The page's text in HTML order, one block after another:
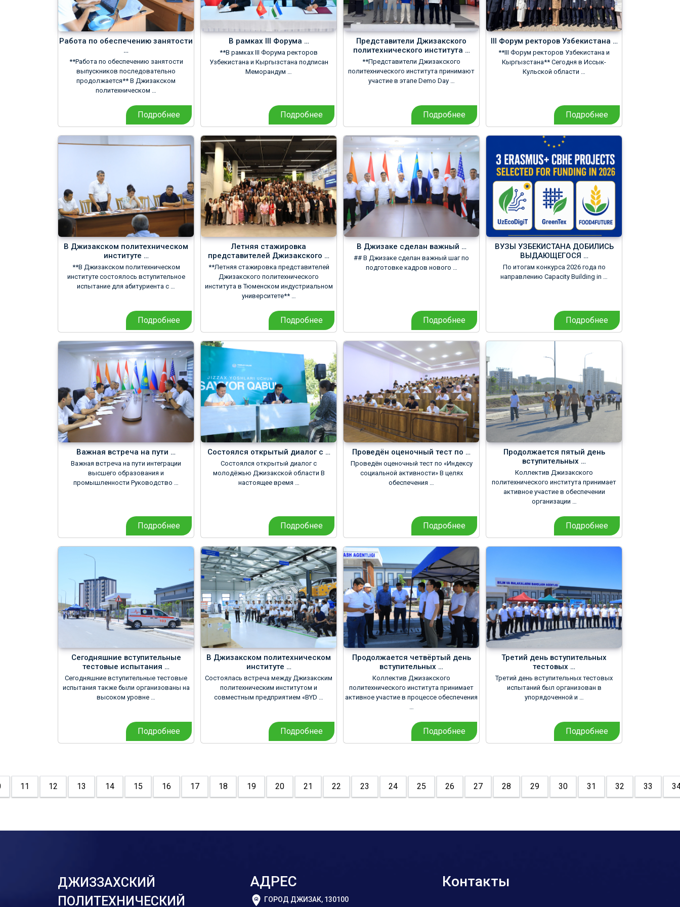
Работа по обеспечению занятости
…
**Работа по обеспечению занятости
выпускников последовательно
продолжается** В Джизакском
политехническом …
Подробнее
В рамках III Форума …
**В рамках III Форума ректоров
Узбекистана и Кыргызстана подписан
Меморандум …
Подробнее
Представители Джизакского
политехнического института …
**Представители Джизакского
политехнического института принимают
участие в этапе Demo Day …
Подробнее
III Форум ректоров Узбекистана …
**III Форум ректоров Узбекистана и
Кыргызстана** Сегодня в Иссык-
Кульской области …
Подробнее
В Джизакском политехническом
институте …
**В Джизакском политехническом
институте состоялось вступительное
испытание для абитуриента с …
Подробнее
Летняя стажировка
представителей Джизакского …
**Летняя стажировка представителей
Джизакского политехнического
института в Тюменском индустриальном
университете** …
Подробнее
В Джизаке сделан важный …
## В Джизаке сделан важный шаг по
подготовке кадров нового …
Подробнее
ВУЗЫ УЗБЕКИСТАНА ДОБИЛИСЬ
ВЫДАЮЩЕГОСЯ …
По итогам конкурса 2026 года по
направлению Capacity Building in …
Подробнее
Важная встреча на пути …
Важная встреча на пути интеграции
высшего образования и
промышленности Руководство …
Подробнее
Состоялся открытый диалог с …
Состоялся открытый диалог с
молодёжью Джизакской области В
настоящее время …
Подробнее
Проведён оценочный тест по …
Проведён оценочный тест по «Индексу
социальной активности» В целях
обеспечения …
Подробнее
Продолжается пятый день
вступительных …
Коллектив Джизакского
политехнического института принимает
активное участие в обеспечении
организации …
Подробнее
Сегодняшние вступительные
тестовые испытания …
Сегодняшние вступительные тестовые
испытания также были организованы на
высоком уровне …
Подробнее
В Джизакском политехническом
институте …
Состоялась встреча между Джизакским
политехническим институтом и
совместным предприятием «BYD …
Подробнее
Продолжается четвёртый день
вступительных …
Коллектив Джизакского
политехнического института принимает
активное участие в процессе обеспечения
…
Подробнее
Третий день вступительных
тестовых …
Третий день вступительных тестовых
испытаний был организован в
упорядоченной и …
Подробнее
11 12 13 14 15 16 17 18 19 20 21 22 23 24 25 26 27 28 29 30 31 32 33
ДЖИЗЗАХСКИЙ
ПОЛИТЕХНИЧЕСКИЙ
АДРЕС
ГОРОД ДЖИЗАК, 130100
Контакты